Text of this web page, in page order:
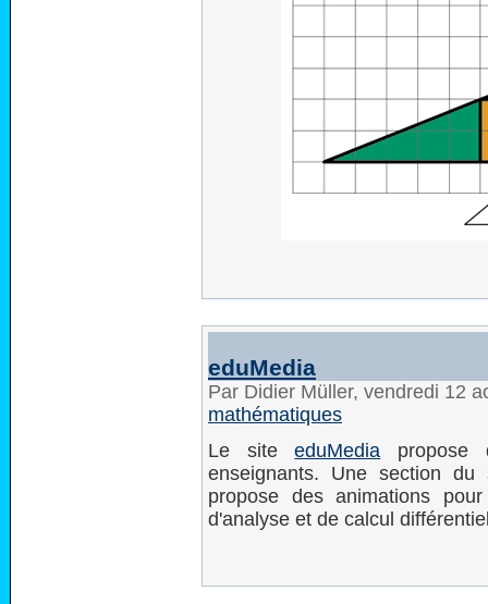
eduMedia
Par Didier Müller, vendredi 12
mathématiques
Le siteeduMedia propose
enseignants. Une section
propose des animations
d'analyse et de calcul